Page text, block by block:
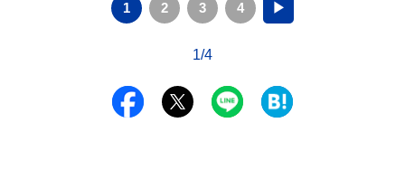
1 2 3 4 ▶
1/4